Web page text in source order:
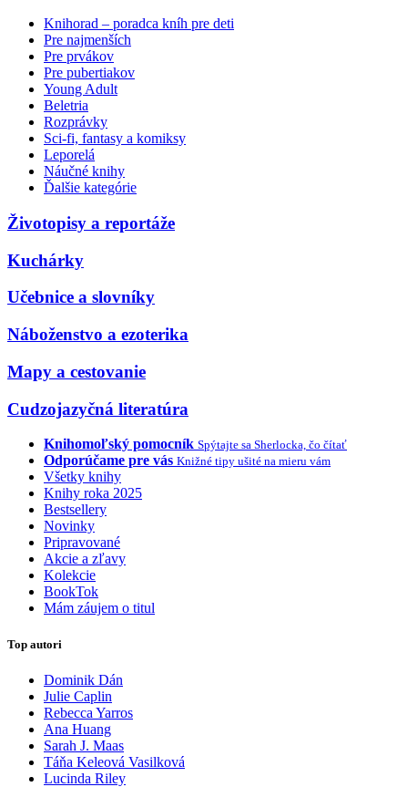
Knihorad – poradca kníh pre deti
Pre najmenších
Pre prvákov
Pre pubertiakov
Young Adult
Beletria
Rozprávky
Sci-fi, fantasy a komiksy
Leporelá
Náučné knihy
Ďalšie kategórie
Životopisy a reportáže
Kuchárky
Učebnice a slovníky
Náboženstvo a ezoterika
Mapy a cestovanie
Cudzojazyčná literatúra
Knihomoľský pomocník Spýtajte sa Sherlocka, čo čítať
Odporúčame pre vás Knižné tipy ušité na mieru vám
Všetky knihy
Knihy roka 2025
Bestsellery
Novinky
Pripravované
Akcie a zľavy
Kolekcie
BookTok
Mám záujem o titul
Top autori
Dominik Dán
Julie Caplin
Rebecca Yarros
Ana Huang
Sarah J. Maas
Táňa Keleová Vasilková
Lucinda Riley